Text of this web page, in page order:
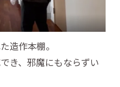
造作本棚。
き、邪魔にもならずい